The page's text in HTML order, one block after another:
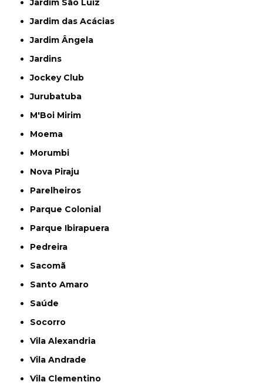
Jardim São Luiz
Jardim das Acácias
Jardim Ângela
Jardins
Jockey Club
Jurubatuba
M'Boi Mirim
Moema
Morumbi
Nova Piraju
Parelheiros
Parque Colonial
Parque Ibirapuera
Pedreira
Sacomã
Santo Amaro
Saúde
Socorro
Vila Alexandria
Vila Andrade
Vila Clementino